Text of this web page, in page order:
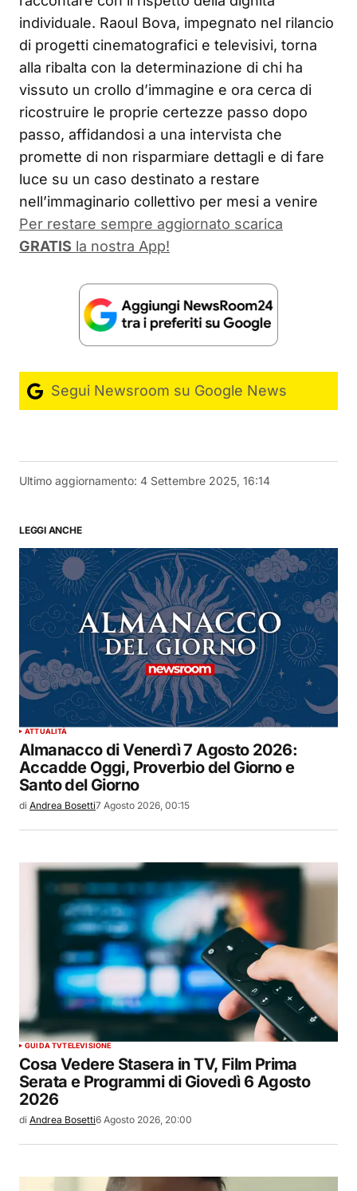
individuale. Raoul Bova, impegnato nel rilancio
di progetti cinematografici e televisivi, torna
alla ribalta con la determinazione di chi ha
vissuto un crollo d’immagine e ora cerca di
ricostruire le proprie certezze passo dopo
passo, affidandosi a una intervista che
promette di non risparmiare dettagli e di fare
luce su un caso destinato a restare
nell’immaginario collettivo per mesi a venire
Per restare sempre aggiornato scarica
GRATIS la nostra App!
Segui Newsroom su Google News
Ultimo aggiornamento: 4 Settembre 2025, 16:14
LEGGI ANCHE
ATTUALITÀ
Almanacco di Venerdì 7 Agosto 2026:
Accadde Oggi, Proverbio del Giorno e
Santo del Giorno
di Andrea Bosetti7 Agosto 2026, 00:15
GUIDA TVTELEVISIONE
Cosa Vedere Stasera in TV, Film Prima
Serata e Programmi di Giovedì 6 Agosto
2026
di Andrea Bosetti6 Agosto 2026, 20:00